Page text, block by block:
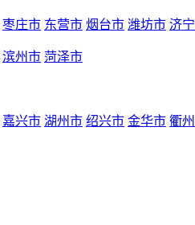
枣庄市 东营市 烟台市 潍坊市 济
滨州市 菏泽市
嘉兴市 湖州市 绍兴市 金华市 衢